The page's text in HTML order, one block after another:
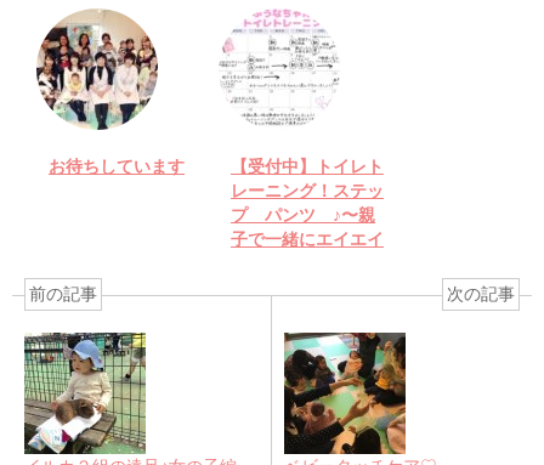
お待ちしています
【受付中】トイレト
レーニング！ステッ
プ パンツ ♪〜親
子で一緒にエイエイ
前の記事
次の記事